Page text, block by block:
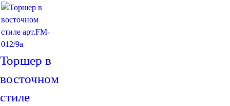
Подушки
Салфетницы
Свечи и подсвечники
Сундуки
Хлопковые
Шерстяные
Тажины
Наборы чайные и кофейные
Торшер в
восточном
стиле